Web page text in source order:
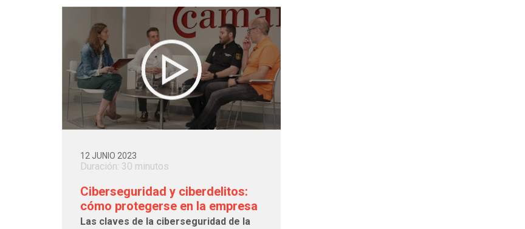
12 JUNIO 2023
Duración: 30 minutos
Ciberseguridad y ciberdelitos:
cómo protegerse en la empresa
Las claves de la ciberseguridad de la